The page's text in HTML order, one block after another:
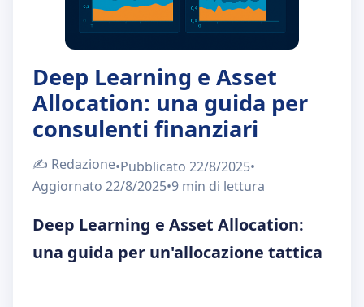
Deep Learning e Asset
Allocation: una guida per
consulenti finanziari
✍️ Redazione•Pubblicato 22/8/2025•
Aggiornato 22/8/2025•9 min di lettura
Deep Learning e Asset Allocation:
una guida per un'allocazione tattica